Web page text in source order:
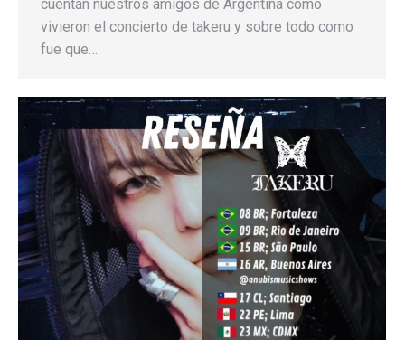
cuentan nuestros amigos de Argentina como
vivieron el concierto de takeru y sobre todo como
fue que…